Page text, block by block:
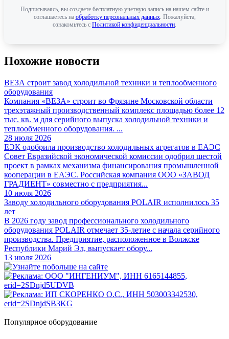
Подписываясь, вы создаете бесплатную учетную запись на нашем сайте и
соглашаетесь на обработку персональных данных. Пожалуйста,
ознакомьтесь с Политикой конфиденциальности.
Похожие новости
ВЕЗА строит завод холодильной техники и теплообменного
оборудования
Компания «ВЕЗА» строит во Фрязине Московской области
трехэтажный производственный комплекс площадью более 12
тыс. кв. м для серийного выпуска холодильной техники и
теплообменного оборудования. ...
28 июля 2026
ЕЭК одобрила производство холодильных агрегатов в ЕАЭС
Совет Евразийской экономической комиссии одобрил шестой
проект в рамках механизма финансирования промышленной
кооперации в ЕАЭС. Российская компания ООО «ЗАВОД
ГРАДИЕНТ» совместно с предприятия...
10 июля 2026
Заводу холодильного оборудования POLAIR исполнилось 35
лет
В 2026 году завод профессионального холодильного
оборудования POLAIR отмечает 35-летие с начала серийного
производства. Предприятие, расположенное в Волжске
Республики Марий Эл, выпускает обору...
13 июля 2026
Популярное оборудование